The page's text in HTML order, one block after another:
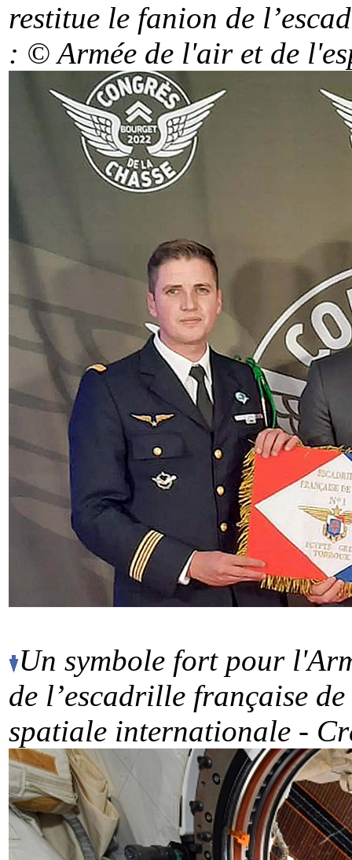
restitue le fanion de
: © Armée de l'air et de
Un symbole fort pour
de l’escadrille française
spatiale internationale -